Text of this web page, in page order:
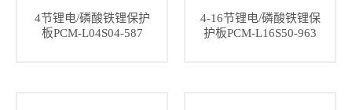
4节锂电/磷酸铁锂保护
板PCM-L04S04-587
4-16节锂电/磷酸铁锂保
护板PCM-L16S50-963